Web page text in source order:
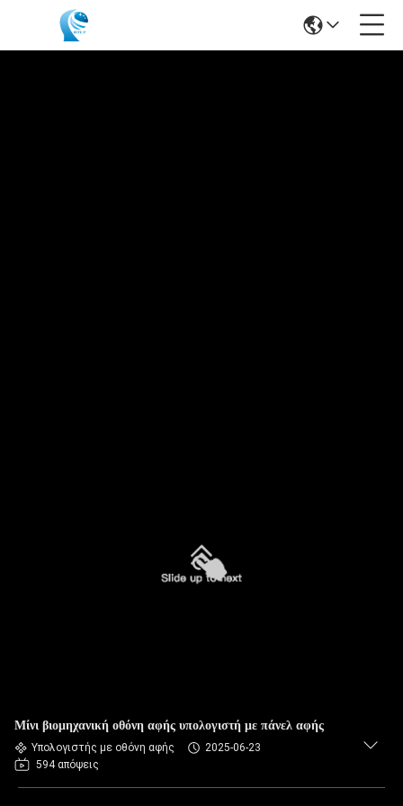
Μίνι βιομηχανική οθόνη αφής υπολογιστή με πάνελ αφής
Υπολογιστής με οθόνη αφής
2025-06-23
594 απόψεις